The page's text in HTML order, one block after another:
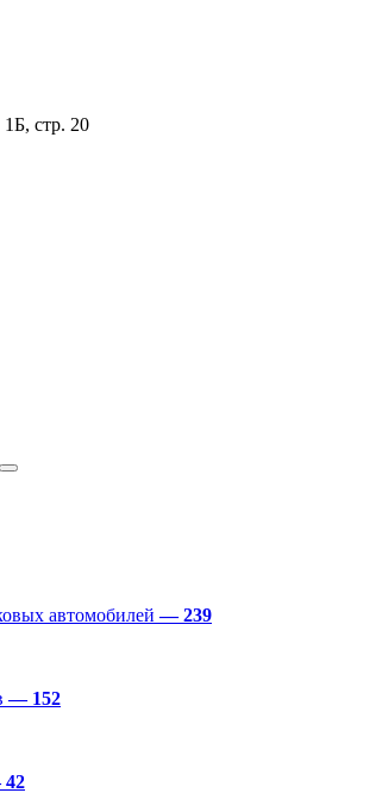
стр. 20
автомобилей— 239
— 152